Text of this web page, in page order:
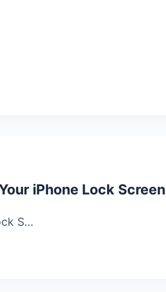
iPhone Lock Screen
S…